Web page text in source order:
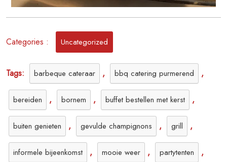
Categories : Uncategorized
Tags: barbeque cateraar , bbq catering purmerend ,
bereiden , bornem , buffet bestellen met kerst ,
buiten genieten , gevulde champignons , grill ,
informele bijeenkomst , mooie weer , partytenten ,